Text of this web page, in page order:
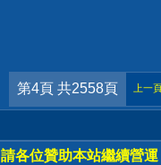
第4頁 共2558頁 上一
請各位贊助本站繼續營運